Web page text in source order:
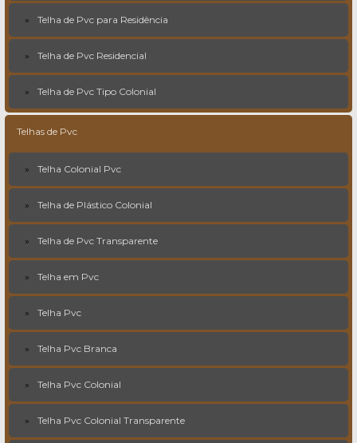
Telha de Pvc para Residência
Telha de Pvc Residencial
Telha de Pvc Tipo Colonial
Telhas de Pvc
Telha Colonial Pvc
Telha de Plástico Colonial
Telha de Pvc Transparente
Telha em Pvc
Telha Pvc
Telha Pvc Branca
Telha Pvc Colonial
Telha Pvc Colonial Transparente